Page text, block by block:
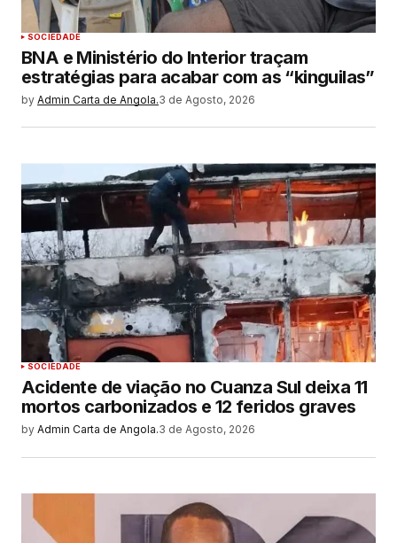
SOCIEDADE
BNA e Ministério do Interior traçam
estratégias para acabar com as “kinguilas”
by Admin Carta de Angola.3 de Agosto, 2026
SOCIEDADE
Acidente de viação no Cuanza Sul deixa 11
mortos carbonizados e 12 feridos graves
by Admin Carta de Angola.3 de Agosto, 2026